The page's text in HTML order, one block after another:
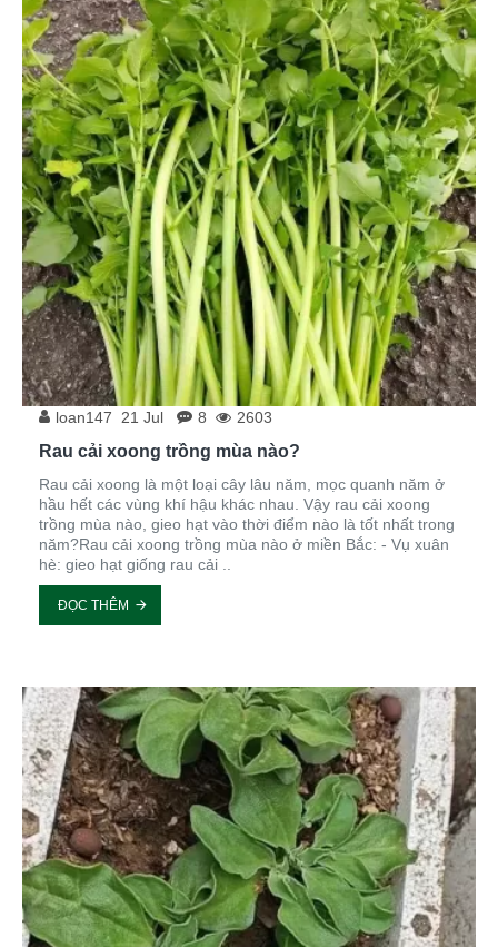
loan147 21 Jul 8 2603
Rau cải xoong trồng mùa nào?
Rau cải xoong là một loại cây lâu năm, mọc quanh năm ở
hầu hết các vùng khí hậu khác nhau. Vậy rau cải xoong
trồng mùa nào, gieo hạt vào thời điểm nào là tốt nhất trong
năm?Rau cải xoong trồng mùa nào ở miền Bắc: - Vụ xuân
hè: gieo hạt giống rau cải ..
ĐỌC THÊM